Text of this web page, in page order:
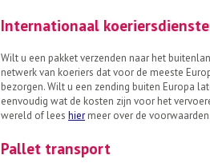
Internationaal
Wilt u een pakket verzenden naar het
netwerk van koeriers dat voor de meeste
bezorgen. Wilt u een zending buiten Europa
eenvoudig wat de kosten zijn voor het
wereld of lees hier meer over de voorwaarden.
Pallet transport